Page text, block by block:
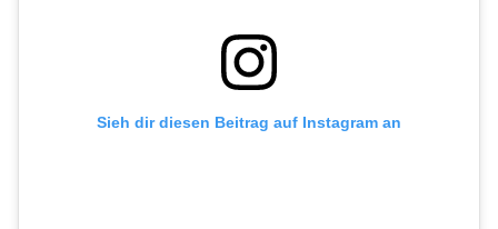
Sieh dir diesen Beitrag auf Instagram an